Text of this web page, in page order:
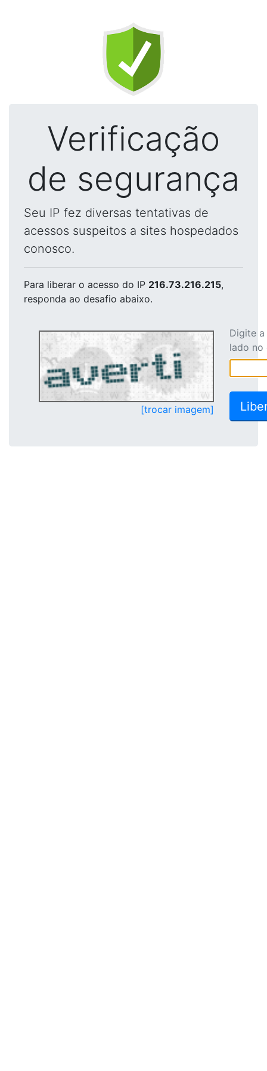
Verificação
de segurança
Seu IP fez diversas tentativas de
acessos suspeitos a sites hospedados
conosco.
Para liberar o acesso do IP 216.73.216.215,
responda ao desafio abaixo.
[trocar imagem]
Digite
lado no